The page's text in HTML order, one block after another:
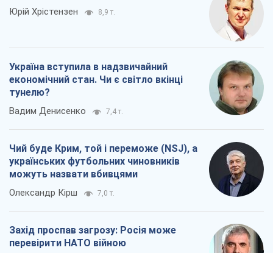
Юрій Хрістензен 8,9 т.
Україна вступила в надзвичайний
економічний стан. Чи є світло вкінці
тунелю?
Вадим Денисенко 7,4 т.
Чий буде Крим, той і переможе (NSJ), а
українських футбольних чиновників
можуть назвати вбивцями
Олександр Кірш 7,0 т.
Захід проспав загрозу: Росія може
перевірити НАТО війною